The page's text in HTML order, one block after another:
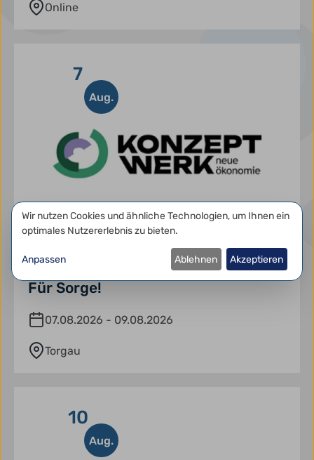
Online
7
Aug.
Für Sorge!
07.08.2026 - 09.08.2026
Torgau
10
Aug.
Datenschutzeinstellungen
Wir nutzen Cookies und ähnliche Technologien, um Ihnen ein
optimales Nutzererlebnis zu bieten.
Anpassen Ablehnen Akzeptieren